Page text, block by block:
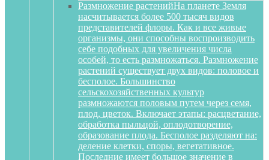
Размножение растенийНа планете Земля
насчитывается более 500 тысяч видов
представителей флоры. Как и все живые
организмы, они способны воспроизводить
себе подобных для увеличения числа
особей, то есть размножаться. Размножение
растений существует двух видов: половое и
бесполое. Большинство
сельскохозяйственных культур
размножаются половым путем через семя,
плод, цветок. Включает этапы: расцветание,
обработка пыльцой, оплодотворение,
образование плода. Бесполое разделяют на:
деление клетки, споры, вегетативное.
Последние имеет большое значение в